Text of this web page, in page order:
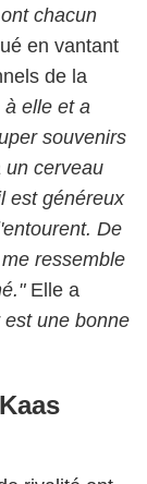
chacun
en vantant
de la
à elle et a
souvenirs
un cerveau
est généreux
De
ressemble
Elle a
une bonne